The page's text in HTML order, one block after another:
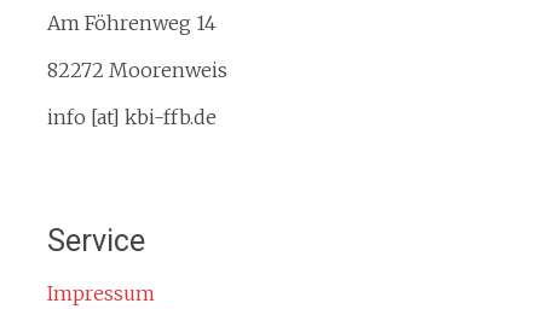
Kreisbrandinspektion
Service
Rauchmelder
Rettungsgasse
Am Föhrenweg 14
82272 Moorenweis
info [at] kbi-ffb.de
Service
Impressum